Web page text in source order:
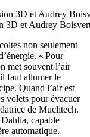
3D et Audrey
non seulement
« Pour
met souvent l’air
faut allumer le
Quand l’air est
volets pour évacuer
de Muclitech.
capable
automatique.